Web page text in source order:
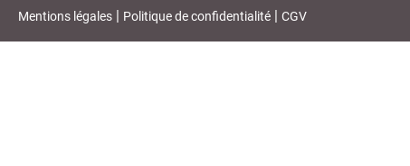
Mentions légales | Politique de confidentialité | CGV